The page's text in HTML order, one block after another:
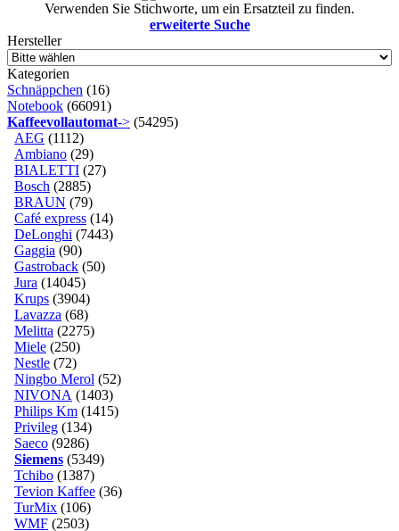
Verwenden Sie Stichworte, um ein Ersatzteil zu finden.
erweiterte Suche
Hersteller
Kategorien
Schnäppchen (16)
Notebook (66091)
Kaffeevollautomat-> (54295)
AEG (1112)
Ambiano (29)
BIALETTI (27)
Bosch (2885)
BRAUN (79)
Café express (14)
DeLonghi (7443)
Gaggia (90)
Gastroback (50)
Jura (14045)
Krups (3904)
Lavazza (68)
Melitta (2275)
Miele (250)
Nestle (72)
Ningbo Merol (52)
NIVONA (1403)
Philips Km (1415)
Privileg (134)
Saeco (9286)
Siemens (5349)
Tchibo (1387)
Tevion Kaffee (36)
TurMix (106)
WMF (2503)